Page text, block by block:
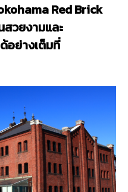
Red Brick
วยงามและ
อย่างเต็มที่